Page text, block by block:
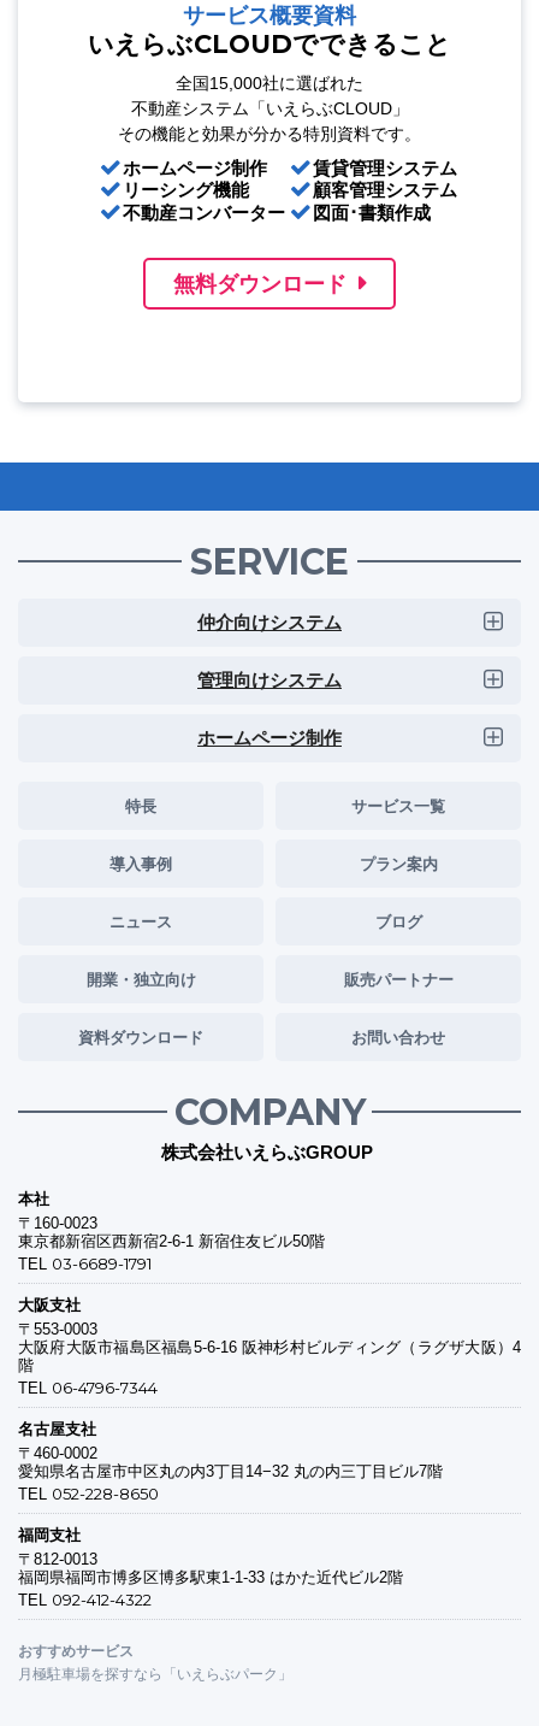
サービス概要資料
いえらぶCLOUDでできること
全国15,000社に選ばれた
不動産システム「いえらぶCLOUD」
その機能と効果が分かる特別資料です。
ホームページ制作
リーシング機能
不動産コンバーター
賃貸管理システム
顧客管理システム
図面･書類作成
無料ダウンロード
SERVICE
仲介向けシステム
管理向けシステム
ホームページ制作
特長 サービス一覧
導入事例 プラン案内
ニュース ブログ
開業・独立向け 販売パートナー
資料ダウンロード お問い合わせ
COMPANY
株式会社いえらぶGROUP
本社
〒160-0023
東京都新宿区西新宿2-6-1 新宿住友ビル50階
TEL 03-6689-1791
大阪支社
〒553-0003
大阪府大阪市福島区福島5-6-16 阪神杉村ビルディング（ラグザ大阪）4
階
TEL 06-4796-7344
名古屋支社
〒460-0002
愛知県名古屋市中区丸の内3丁目14−32 丸の内三丁目ビル7階
TEL 052-228-8650
福岡支社
〒812-0013
福岡県福岡市博多区博多駅東1-1-33 はかた近代ビル2階
TEL 092-412-4322
おすすめサービス
月極駐車場を探すなら「いえらぶパーク」